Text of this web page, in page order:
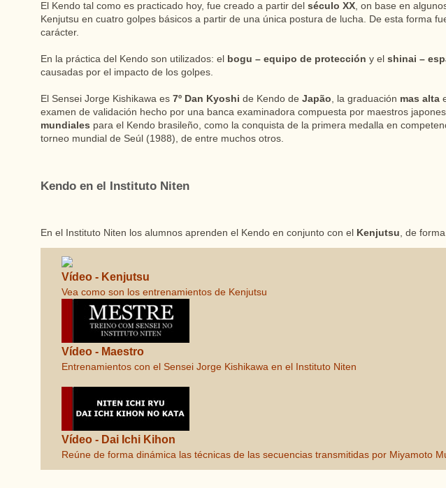
El Kendo tal como es practicado hoy, fue creado a partir delséculo XX, on base en
Kenjutsu en cuatro golpes básicos a partir de una única postura de lucha. De esta forma
carácter.
En la práctica del Kendo son utilizados: el bogu – equipo de protección y elshinai –
causadas por el impacto de los golpes.
El Sensei Jorge Kishikawa es7º Dan Kyoshi de Kendo deJapão, la graduación mas alta
examen de validación hecho por una banca examinadora compuesta por maestros
mundiales para el Kendo brasileño, como la conquista de la primera medalla en
torneo mundial de Seúl (1988), de entre muchos otros.
Kendo en el Instituto Niten
En el Instituto Niten los alumnos aprenden el Kendo en conjunto con el Kenjutsu, de
Vídeo - Kenjutsu
Vea como son los entrenamientos de Kenjutsu
Vídeo - Maestro
Entrenamientos con el Sensei Jorge Kishikawa en el Instituto Niten
Vídeo - Dai Ichi Kihon
Reúne de forma dinámica las técnicas de las secuencias transmitidas por Miyamoto